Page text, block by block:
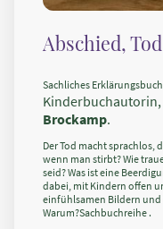
Abschied,
Sachliches
Brockamp.
Der Tod macht sprachlos,
wenn man stirbt? Wie
seid? Was ist eine
dabei, mit Kindern offen
einfühlsamen Bildern und
Warum?Sachbuchreihe .